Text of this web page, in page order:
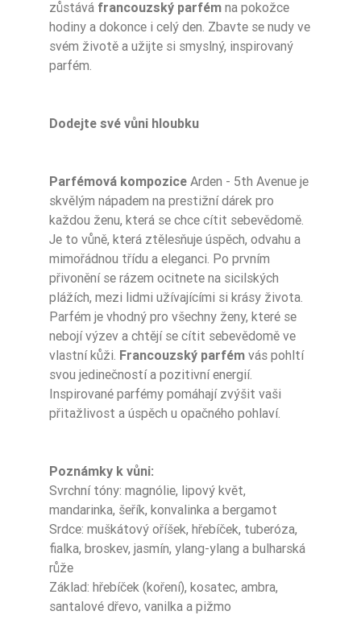
zůstává francouzský parfém na pokožce
hodiny a dokonce i celý den. Zbavte se nudy ve
svém životě a užijte si smyslný, inspirovaný
parfém.
Dodejte své vůni hloubku
Parfémová kompozice Arden - 5th Avenue je
skvělým nápadem na prestižní dárek pro
každou ženu, která se chce cítit sebevědomě.
Je to vůně, která ztělesňuje úspěch, odvahu a
mimořádnou třídu a eleganci. Po prvním
přivonění se rázem ocitnete na sicilských
plážích, mezi lidmi užívajícími si krásy života.
Parfém je vhodný pro všechny ženy, které se
nebojí výzev a chtějí se cítit sebevědomě ve
vlastní kůži. Francouzský parfém vás pohltí
svou jedinečností a pozitivní energií.
Inspirované parfémy pomáhají zvýšit vaši
přitažlivost a úspěch u opačného pohlaví.
Poznámky k vůni:
Svrchní tóny: magnólie, lipový květ,
mandarinka, šeřík, konvalinka a bergamot
Srdce: muškátový oříšek, hřebíček, tuberóza,
fialka, broskev, jasmín, ylang-ylang a bulharská
růže
Základ: hřebíček (koření), kosatec, ambra,
santalové dřevo, vanilka a pižmo